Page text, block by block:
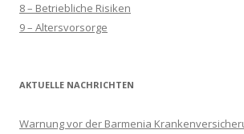
8 – Betriebliche Risiken
9 – Altersvorsorge
AKTUELLE NACHRICHTEN
Warnung vor der Barmenia